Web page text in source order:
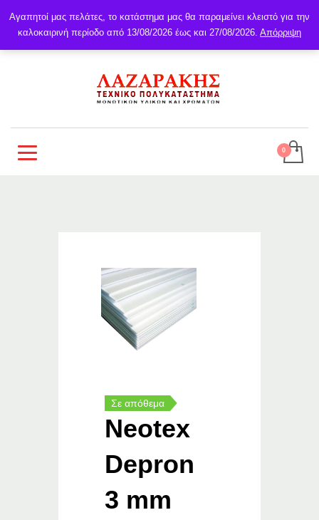
Σε απόθεμα
Neotex
Depron
3 mm
Αγαπητοί μας πελάτες, το κατάστημα μας θα παραμείνει κλειστό για την
καλοκαιρινή περίοδο από 13/08/2026 έως και 27/08/2026. Απόρριψη